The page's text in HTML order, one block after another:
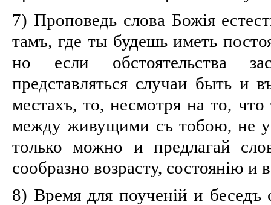
7) Проповедь слова Божія
тамъ, где ты будешь иметь
но если обстоятельства
представляться случаи быть и
местахъ, то, несмотря на то,
между живущими съ тобою, не
только можно и предлагай
сообразно возрасту, состоянію и
8) Время для поученій и беседъ